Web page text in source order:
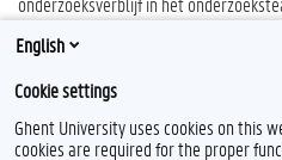
English
Cookie settings
Ghent University uses cookies on this
cookies are required for the proper